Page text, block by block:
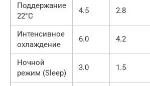
Поддержание
22°C
4.5 2.8
Интенсивное
охлаждение
6.0 4.2
Ночной
режим (Sleep)
3.0 1.5